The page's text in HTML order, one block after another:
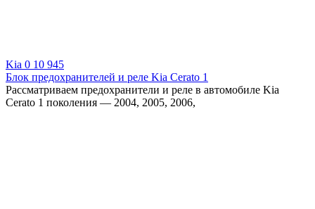
Kia 0 10 945
Блок предохранителей и реле Kia Cerato 1
Рассматриваем предохранители и реле в автомобиле Kia
Cerato 1 поколения — 2004, 2005, 2006,